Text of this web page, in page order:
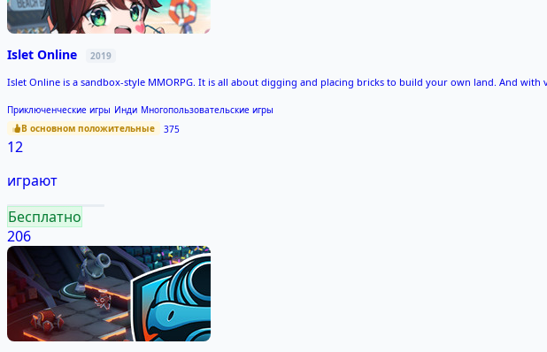
Islet Online 2019
Islet Online is a sandbox-style MMORPG. It is all about digging and placing bricks to build your own land. And
Приключенческие игры Инди Многопользовательские игры
В основном положительные
375
12
играют
Бесплатно
206